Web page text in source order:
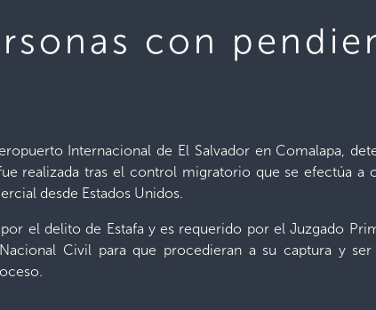
con
Internacional de El Salvador en Comalapa,
realizada tras el control migratorio que se efectúa a
desde Estados Unidos.
el delito de Estafa y es requerido por el Juzgado
Civil para que procedieran a su captura y ser